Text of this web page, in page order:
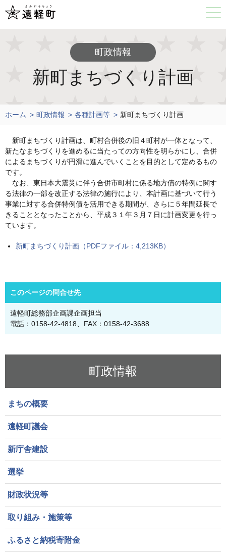
町政情報
新町まちづくり計画
ホーム 町政情報 各種計画等 新町まちづくり計画
新町まちづくり計画は、町村合併後の旧４町村が一体となって、
新たなまちづくりを進めるに当たっての方向性を明らかにし、合併
によるまちづくりが円滑に進んでいくことを目的として定めるもの
です。
なお、東日本大震災に伴う合併市町村に係る地方債の特例に関す
る法律の一部を改正する法律の施行により、本計画に基づいて行う
事業に対する合併特例債を活用できる期間が、さらに５年間延長で
きることとなったことから、平成３１年３月７日に計画変更を行っ
ています。
新町まちづくり計画（PDFファイル：4,213KB）
このページの問合せ先
遠軽町総務部企画課企画担当
電話：0158-42-4818、FAX：0158-42-3688
町政情報
まちの概要
遠軽町議会
新庁舎建設
選挙
財政状況等
取り組み・施策等
ふるさと納税寄附金